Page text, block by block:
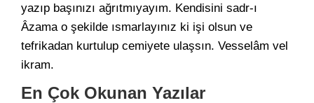
yazıp başınızı ağrıtmıyayım. Kendisini sadr-ı
Âzama o şekilde ısmarlayınız ki işi olsun ve
tefrikadan kurtulup cemiyete ulaşsın. Vesselâm vel
ikram.
En Çok Okunan Yazılar